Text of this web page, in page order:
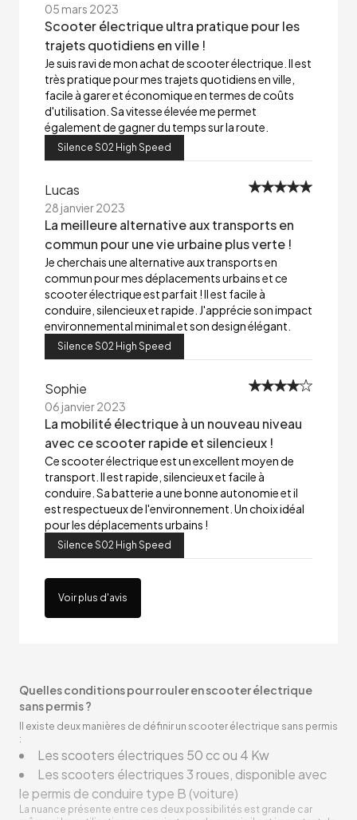
05 mars 2023
Scooter électrique ultra pratique pour les
trajets quotidiens en ville !
Je suis ravi de mon achat de scooter électrique. Il est
très pratique pour mes trajets quotidiens en ville,
facile à garer et économique en termes de coûts
d'utilisation. Sa vitesse élevée me permet
également de gagner du temps sur la route.
Silence S02 High Speed
Lucas
28 janvier 2023
La meilleure alternative aux transports en
commun pour une vie urbaine plus verte !
Je cherchais une alternative aux transports en
commun pour mes déplacements urbains et ce
scooter électrique est parfait ! Il est facile à
conduire, silencieux et rapide. J'apprécie son impact
environnemental minimal et son design élégant.
Silence S02 High Speed
Sophie
06 janvier 2023
La mobilité électrique à un nouveau niveau
avec ce scooter rapide et silencieux !
Ce scooter électrique est un excellent moyen de
transport. Il est rapide, silencieux et facile à
conduire. Sa batterie a une bonne autonomie et il
est respectueux de l'environnement. Un choix idéal
pour les déplacements urbains !
Silence S02 High Speed
Voir plus d'avis
Quelles conditions pour rouler en scooter électrique
sans permis ?
Il existe deux manières de définir un scooter électrique sans permis
:
Les scooters électriques 50 cc ou 4 Kw
Les scooters électriques 3 roues, disponible avec
le permis de conduire type B (voiture)
La nuance présente entre ces deux possibilités est grande car